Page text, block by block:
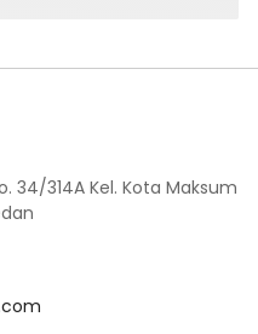
34/314A Kel. Kota Maksum